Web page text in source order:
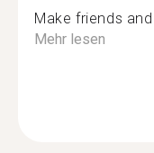
Make friends
Mehr lesen